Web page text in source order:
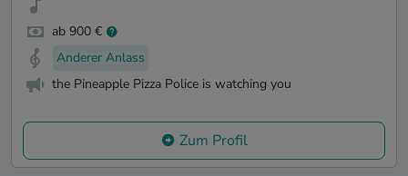
ab 900 €
Anderer Anlass
the Pineapple Pizza Police is watching you
Zum Profil